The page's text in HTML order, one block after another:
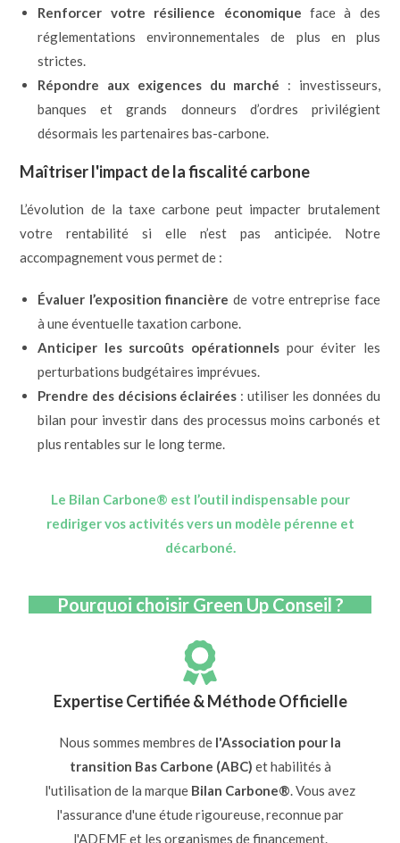
Renforcer votre résilience économique face à des
réglementations environnementales de plus en plus
strictes.
Répondre aux exigences du marché : investisseurs,
banques et grands donneurs d’ordres privilégient
désormais les partenaires bas-carbone.
Maîtriser l'impact de la fiscalité carbone
L’évolution de la taxe carbone peut impacter brutalement
votre rentabilité si elle n’est pas anticipée. Notre
accompagnement vous permet de :
Évaluer l’exposition financière de votre entreprise face
à une éventuelle taxation carbone.
Anticiper les surcoûts opérationnels pour éviter les
perturbations budgétaires imprévues.
Prendre des décisions éclairées : utiliser les données du
bilan pour investir dans des processus moins carbonés et
plus rentables sur le long terme.
Le Bilan Carbone® est l’outil indispensable pour
rediriger vos activités vers un modèle pérenne et
décarboné.
Pourquoi choisir Green Up Conseil ?
Expertise Certifiée & Méthode Officielle
Nous sommes membres de l'Association pour la
transition Bas Carbone (ABC) et habilités à
l'utilisation de la marque Bilan Carbone®. Vous avez
l'assurance d'une étude rigoureuse, reconnue par
l'ADEME et les organismes de financement.